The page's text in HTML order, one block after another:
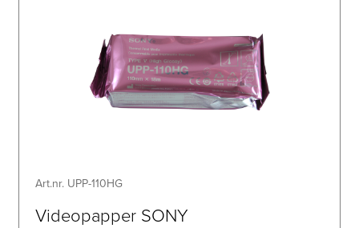
Art.nr. UPP-110HG
Videopapper SONY